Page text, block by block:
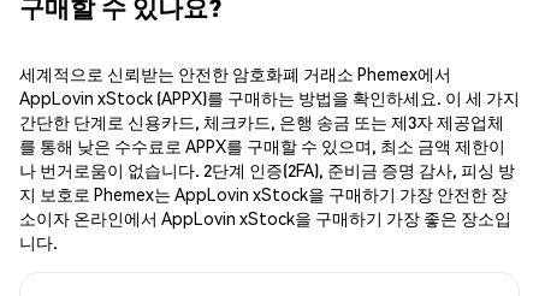
세계적으로 신뢰받는 안전한 암호화폐 거래소 Phemex에서
AppLovin xStock (APPX)를 구매하는 방법을 확인하세요. 이 세 가지
간단한 단계로 신용카드, 체크카드, 은행 송금 또는 제3자 제공업체
를 통해 낮은 수수료로 APPX를 구매할 수 있으며, 최소 금액 제한이
나 번거로움이 없습니다. 2단계 인증(2FA), 준비금 증명 감사, 피싱 방
지 보호로 Phemex는 AppLovin xStock을 구매하기 가장 안전한 장
소이자 온라인에서 AppLovin xStock을 구매하기 가장 좋은 장소입
니다.